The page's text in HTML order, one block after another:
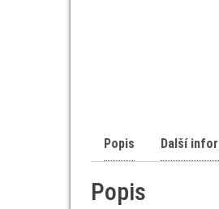
Popis Další
Popis